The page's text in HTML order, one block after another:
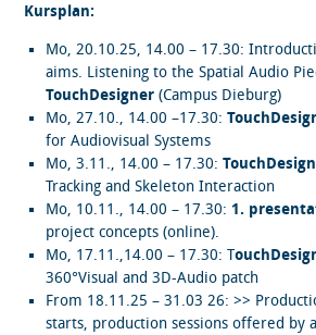
Kursplan:
Mo, 20.10.25, 14.00 – 17.30:
aims. Listening to the Spatial Audio
TouchDesigner (Campus Dieburg)
Mo, 27.10., 14.00 –17.30:
for Audiovisual Systems
Mo, 3.11., 14.00 – 17.30:
Tracking and Skeleton Interaction
Mo, 10.11., 14.00 – 17.30:1.
project concepts (online).
Mo, 17.11.,14.00 – 17.30: T
360°Visual and 3D-Audio patch
From 18.11.25 – 31.03 26: >>
starts, production sessions offered by